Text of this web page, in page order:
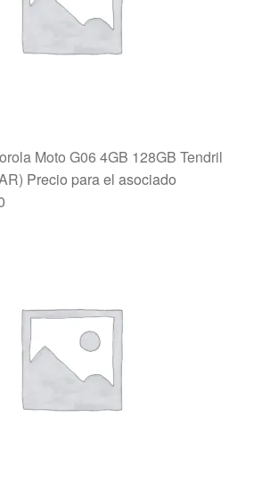
Moto G06 4GB 128GB Tendril
Precio para el asociado